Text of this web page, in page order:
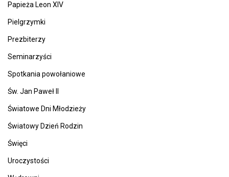
Papieża Leon XIV
Pielgrzymki
Prezbiterzy
Seminarzyści
Spotkania powołaniowe
Św. Jan Paweł II
Światowe Dni Młodzieży
Światowy Dzień Rodzin
Święci
Uroczystości